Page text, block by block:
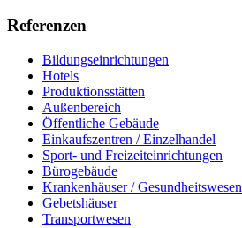
Referenzen
Bildungseinrichtungen
Hotels
Produktionsstätten
Außenbereich
Öffentliche Gebäude
Einkaufszentren / Einzelhandel
Sport- und Freizeiteinrichtungen
Bürogebäude
Krankenhäuser / Gesundheitswesen
Gebetshäuser
Transportwesen